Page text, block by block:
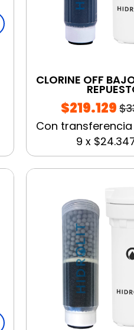
CLORINE OFF
$219.129
Con transferencia
9 x